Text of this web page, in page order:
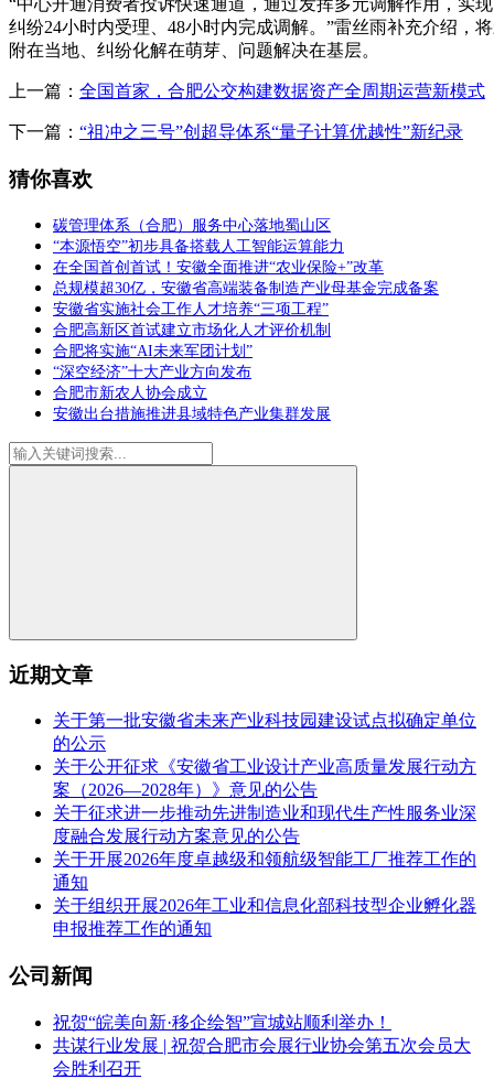
“中心开通消费者投诉快速通道，通过发挥多元调解作用，实
纠纷24小时内受理、48小时内完成调解。”雷丝雨补充介绍，
附在当地、纠纷化解在萌芽、问题解决在基层。
上一篇： 全国首家，合肥公交构建数据资产全周期运营新模式
下一篇： “祖冲之三号”创超导体系“量子计算优越性”新纪录
猜你喜欢
碳管理体系（合肥）服务中心落地蜀山区
“本源悟空”初步具备搭载人工智能运算能力
在全国首创首试！安徽全面推进“农业保险+”改革
总规模超30亿，安徽省高端装备制造产业母基金完成备案
安徽省实施社会工作人才培养“三项工程”
合肥高新区首试建立市场化人才评价机制
合肥将实施“AI未来军团计划”
“深空经济”十大产业方向发布
合肥市新农人协会成立
安徽出台措施推进县域特色产业集群发展
近期文章
关于第一批安徽省未来产业科技园建设试点拟确定单位
的公示
关于公开征求《安徽省工业设计产业高质量发展行动方
案（2026—2028年）》意见的公告
关于征求进一步推动先进制造业和现代生产性服务业深
度融合发展行动方案意见的公告
关于开展2026年度卓越级和领航级智能工厂推荐工作的
通知
关于组织开展2026年工业和信息化部科技型企业孵化器
申报推荐工作的通知
公司新闻
祝贺“皖美向新·移企绘智”宣城站顺利举办！
共谋行业发展 | 祝贺合肥市会展行业协会第五次会员大
会胜利召开